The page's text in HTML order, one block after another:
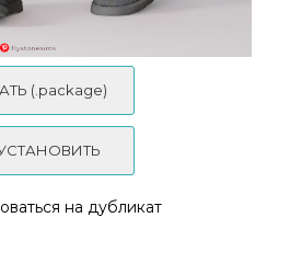
(.package)
на дубликат